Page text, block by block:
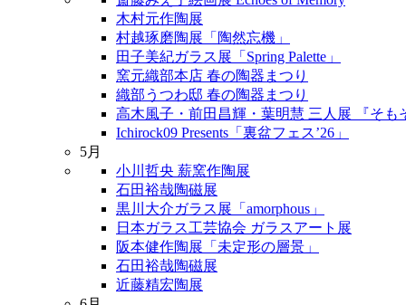
木村元作陶展
村越琢磨陶展「陶然忘機」
田子美紀ガラス展「Spring Palette」
窯元織部本店 春の陶器まつり
織部うつわ邸 春の陶器まつり
高木風子・前田昌輝・葉明慧 三人展 『そも
Ichirock09 Presents「裏盆フェス’26」
5月
小川哲央 薪窯作陶展
石田裕哉陶磁展
黒川大介ガラス展「amorphous」
日本ガラス工芸協会 ガラスアート展
阪本健作陶展「未定形の層景」
石田裕哉陶磁展
近藤精宏陶展